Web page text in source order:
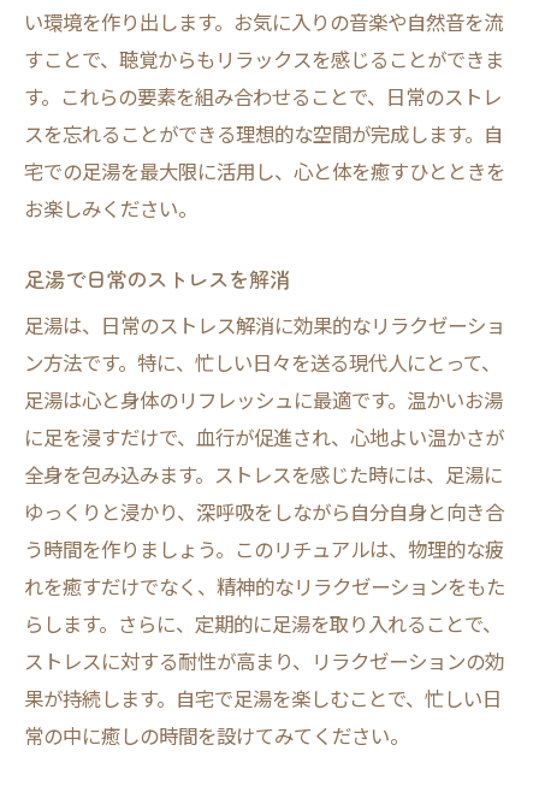
い環境を作り出します。お気に入りの音楽や自然音を流
すことで、聴覚からもリラックスを感じることができま
す。これらの要素を組み合わせることで、日常のストレ
スを忘れることができる理想的な空間が完成します。自
宅での足湯を最大限に活用し、心と体を癒すひとときを
お楽しみください。
足湯で日常のストレスを解消
足湯は、日常のストレス解消に効果的なリラクゼーショ
ン方法です。特に、忙しい日々を送る現代人にとって、
足湯は心と身体のリフレッシュに最適です。温かいお湯
に足を浸すだけで、血行が促進され、心地よい温かさが
全身を包み込みます。ストレスを感じた時には、足湯に
ゆっくりと浸かり、深呼吸をしながら自分自身と向き合
う時間を作りましょう。このリチュアルは、物理的な疲
れを癒すだけでなく、精神的なリラクゼーションをもた
らします。さらに、定期的に足湯を取り入れることで、
ストレスに対する耐性が高まり、リラクゼーションの効
果が持続します。自宅で足湯を楽しむことで、忙しい日
常の中に癒しの時間を設けてみてください。